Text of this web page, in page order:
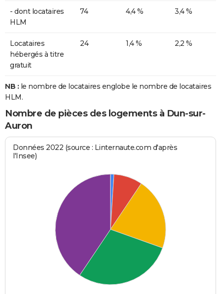
- dont locataires
HLM
74 4,4 % 3,4 %
Locataires
hébergés à titre
gratuit
24 1,4 % 2,2 %
NB : le nombre de locataires englobe le nombre de locataires
HLM.
Nombre de pièces des logements à Dun-sur-
Auron
Données 2022 (source : Linternaute.com d'après
l'Insee)